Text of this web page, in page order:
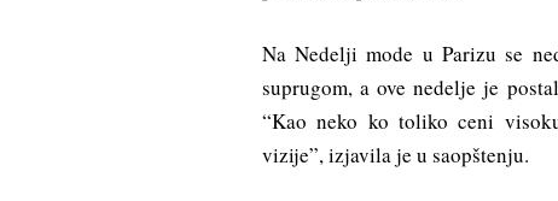
Na Nedelji mode u Parizu se
suprugom, a ove nedelje je
“Kao neko ko toliko ceni
vizije”, izjavila je u saopštenju.